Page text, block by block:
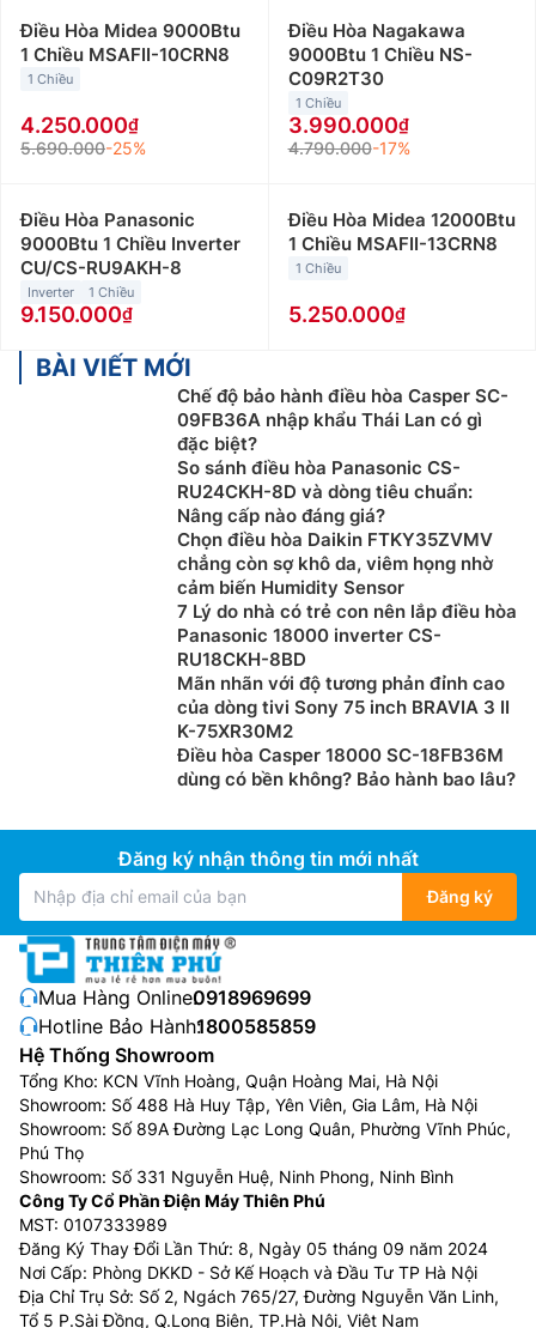
Điều Hòa Midea 9000Btu
1 Chiều MSAFII-10CRN8
1 Chiều
4.250.000
5.690.000-25%
Điều Hòa Nagakawa
9000Btu 1 Chiều NS-
C09R2T30
1 Chiều
3.990.000
4.790.000-17%
Điều Hòa Panasonic
9000Btu 1 Chiều Inverter
CU/CS-RU9AKH-8
Inverter 1 Chiều
9.150.000
Điều Hòa Midea 12000Btu
1 Chiều MSAFII-13CRN8
1 Chiều
5.250.000
BÀI VIẾT MỚI
Chế độ bảo hành điều hòa Casper SC-
09FB36A nhập khẩu Thái Lan có gì
đặc biệt?
So sánh điều hòa Panasonic CS-
RU24CKH-8D và dòng tiêu chuẩn:
Nâng cấp nào đáng giá?
Chọn điều hòa Daikin FTKY35ZVMV
chẳng còn sợ khô da, viêm họng nhờ
cảm biến Humidity Sensor
7 Lý do nhà có trẻ con nên lắp điều hòa
Panasonic 18000 inverter CS-
RU18CKH-8BD
Mãn nhãn với độ tương phản đỉnh cao
của dòng tivi Sony 75 inch BRAVIA 3 II
K-75XR30M2
Điều hòa Casper 18000 SC-18FB36M
dùng có bền không? Bảo hành bao lâu?
Đăng ký nhận thông tin mới nhất
Đăng ký
Mua Hàng Online:0918969699
Hotline Bảo Hành:1800585859
Hệ Thống Showroom
Tổng Kho: KCN Vĩnh Hoàng, Quận Hoàng Mai, Hà Nội
Showroom: Số 488 Hà Huy Tập, Yên Viên, Gia Lâm, Hà Nội
Showroom: Số 89A Đường Lạc Long Quân, Phường Vĩnh Phúc,
Phú Thọ
Showroom: Số 331 Nguyễn Huệ, Ninh Phong, Ninh Bình
Công Ty Cổ Phần Điện Máy Thiên Phú
MST: 0107333989
Đăng Ký Thay Đổi Lần Thứ: 8, Ngày 05 tháng 09 năm 2024
Nơi Cấp: Phòng DKKD - Sở Kế Hoạch và Đầu Tư TP Hà Nội
Địa Chỉ Trụ Sở: Số 2, Ngách 765/27, Đường Nguyễn Văn Linh,
Tổ 5 P.Sài Đồng, Q.Long Biên, TP.Hà Nội, Việt Nam